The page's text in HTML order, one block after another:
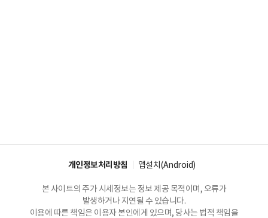
개인정보처리방침 앱설치(Android)
본 사이트의 주가 시세정보는 정보 제공 목적이며, 오류가
발생하거나 지연될 수 있습니다.
이용에 따른 책임은 이용자 본인에게 있으며, 당사는 법적 책임을